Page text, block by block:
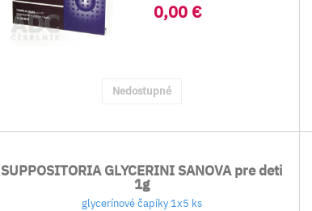
0,00 €
Nedostupné
SUPPOSITORIA GLYCERINI SANOVA pre deti
1g
glycerínové čapíky 1x5 ks